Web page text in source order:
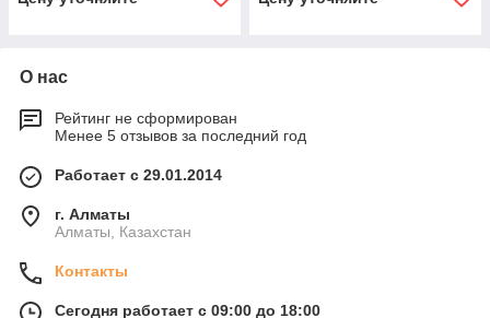
О нас
Рейтинг не сформирован
Менее 5 отзывов за последний год
Работает с 29.01.2014
г. Алматы
Алматы, Казахстан
Контакты
Сегодня работает с 09:00 до 18:00